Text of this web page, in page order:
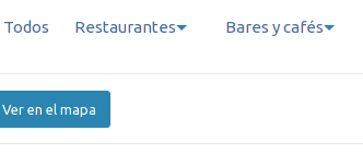
Todos Restaurantes Bares y cafés
Ver en el mapa